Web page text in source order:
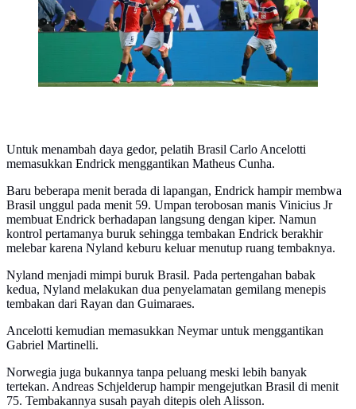
Untuk menambah daya gedor, pelatih Brasil Carlo Ancelotti
memasukkan Endrick menggantikan Matheus Cunha.
Baru beberapa menit berada di lapangan, Endrick hampir membwa
Brasil unggul pada menit 59. Umpan terobosan manis Vinicius Jr
membuat Endrick berhadapan langsung dengan kiper. Namun
kontrol pertamanya buruk sehingga tembakan Endrick berakhir
melebar karena Nyland keburu keluar menutup ruang tembaknya.
Nyland menjadi mimpi buruk Brasil. Pada pertengahan babak
kedua, Nyland melakukan dua penyelamatan gemilang menepis
tembakan dari Rayan dan Guimaraes.
Ancelotti kemudian memasukkan Neymar untuk menggantikan
Gabriel Martinelli.
Norwegia juga bukannya tanpa peluang meski lebih banyak
tertekan. Andreas Schjelderup hampir mengejutkan Brasil di menit
75. Tembakannya susah payah ditepis oleh Alisson.